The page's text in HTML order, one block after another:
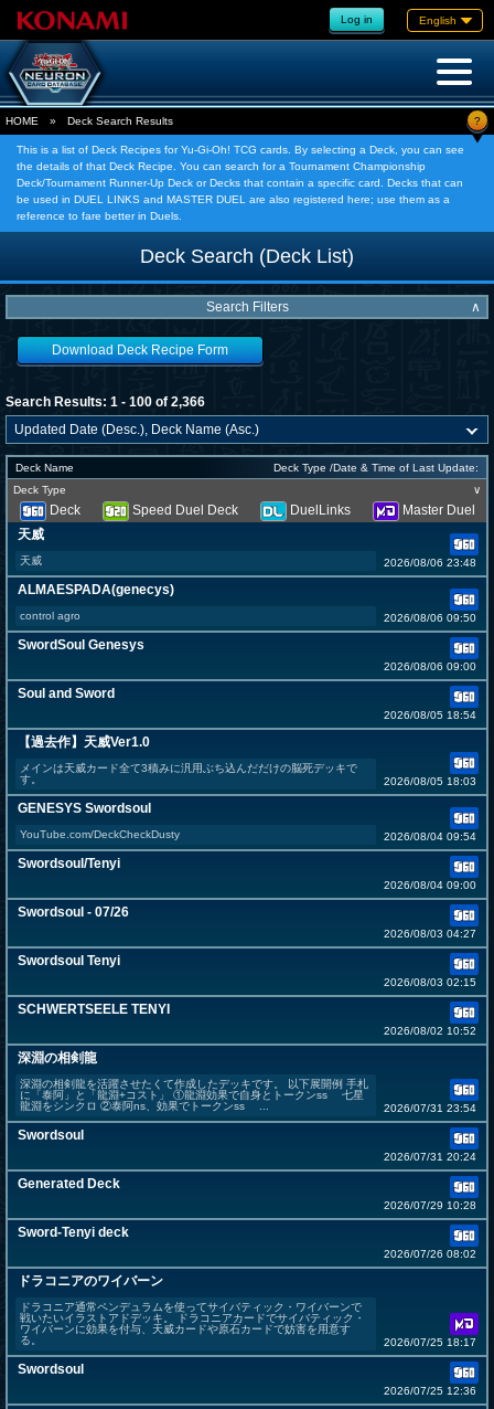
Log in English
HOME » Deck Search Results ?
This is a list of Deck Recipes for Yu-Gi-Oh! TCG cards. By selecting a Deck, you can see
the details of that Deck Recipe. You can search for a Tournament Championship
Deck/Tournament Runner-Up Deck or Decks that contain a specific card. Decks that can
be used in DUEL LINKS and MASTER DUEL are also registered here; use them as a
reference to fare better in Duels.
Deck Search (Deck List)
Search Filters ∧
Download Deck Recipe Form
Search Results: 1 - 100 of 2,366
Deck Name
Deck Type /Date & Time of Last Update:
Deck Type
∨
Deck Speed Duel Deck DuelLinks
Master Duel
天威
天威 2026/08/06 23:48
ALMAESPADA(genecys)
control agro 2026/08/06 09:50
SwordSoul Genesys
2026/08/06 09:00
Soul and Sword
2026/08/05 18:54
【過去作】天威Ver1.0
メインは天威カード全て3積みに汎用ぶち込んだだけの脳死デッキで
す。
2026/08/05 18:03
GENESYS Swordsoul
YouTube.com/DeckCheckDusty 2026/08/04 09:54
Swordsoul/Tenyi
2026/08/04 09:00
Swordsoul - 07/26
2026/08/03 04:27
Swordsoul Tenyi
2026/08/03 02:15
SCHWERTSEELE TENYI
2026/08/02 10:52
深淵の相剣龍
深淵の相剣龍を活躍させたくて作成したデッキです。 以下展開例 手札
に「泰阿」と「龍淵+コスト」 ①龍淵効果で自身とトークンss 七星
龍淵をシンクロ ②泰阿ns、効果でトークンss ...
2026/07/31 23:54
Swordsoul
2026/07/31 20:24
Generated Deck
2026/07/29 10:28
Sword-Tenyi deck
2026/07/26 08:02
ドラコニアのワイバーン
ドラコニア通常ペンデュラムを使ってサイバティック・ワイバーンで
戦いたいイラストアドデッキ。 ドラコニアカードでサイバティック・
ワイバーンに効果を付与、天威カードや原石カードで妨害を用意す
る。
2026/07/25 18:17
Swordsoul
2026/07/25 12:36